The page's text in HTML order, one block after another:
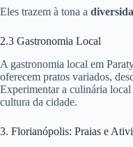
Eles trazem à tona a
2.3 Gastronomia Local
A gastronomia local em
oferecem pratos variados,
Experimentar a culinária
cultura da cidade.
3. Florianópolis: Praias e